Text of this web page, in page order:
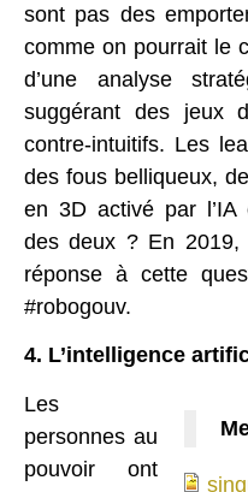
sont pas des
comme on pourrait le
d’une analyse
suggérant des jeux
contre-intuitifs. Les
des fous belliqueux,
en 3D activé par l’IA
des deux ? En
réponse à cette
#robogouv.
4. L’intelligence
Les
personnes au
pouvoir ont